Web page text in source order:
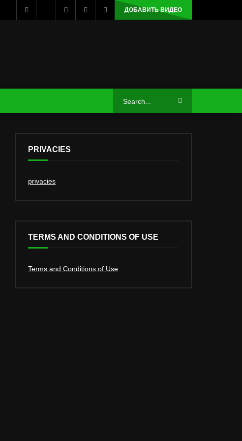
ДОБАВИТЬ ВИДЕО
PRIVACIES
privacies
TERMS AND CONDITIONS OF USE
Terms and Conditions of Use